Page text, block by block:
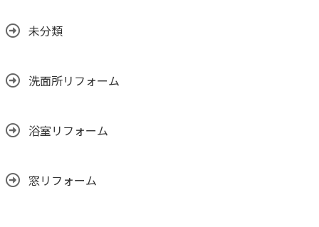
未分類
洗面所リフォーム
浴室リフォーム
窓リフォーム